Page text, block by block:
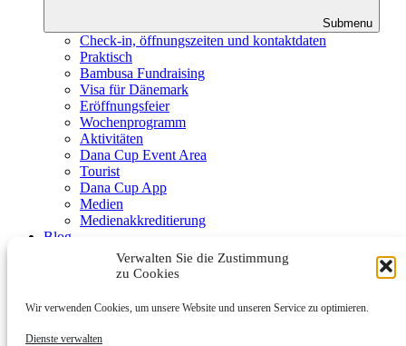
Verwalten Sie die Zustimmung
zu Cookies
Wir verwenden Cookies, um unsere Website und unseren Service zu optimieren.
Dienste verwalten
Submenu
Check-in, öffnungszeiten und kontaktdaten
Praktisch
Bambusa Fundraising
Visa für Dänemark
Eröffnungsfeier
Wochenprogramm
Aktivitäten
Dana Cup Event Area
Tourist
Dana Cup App
Medien
Medienakkreditierung
Blog
Schiedsrichter